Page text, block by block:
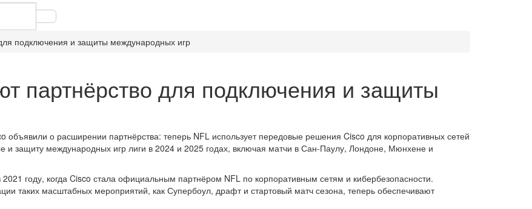
подключения и защиты международных игр
партнёрство для подключения и защиты
о расширении партнёрства: теперь NFL использует передовые решения Cisco для корпоративных сетей
и защиту международных игр лиги в 2024 и 2025 годах, включая матчи в Сан-Паулу, Лондоне, Мюнхене и
году, когда Cisco стала официальным партнёром NFL по корпоративным сетям и кибербезопасности.
таких масштабных мероприятий, как Супербоул, драфт и стартовый матч сезона, теперь обеспечивают